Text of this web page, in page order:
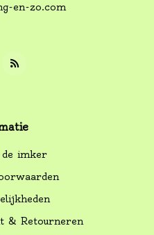
en-zo.com
imker
& Retourneren